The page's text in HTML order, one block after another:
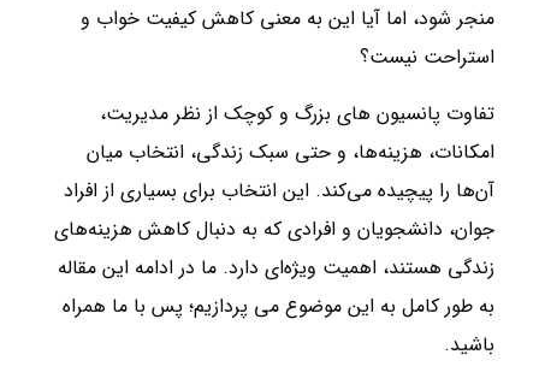
منجر شود، اما آیا این به معنی کاهش کیفیت خواب و
استراحت نیست؟
تفاوت پانسیون های بزرگ و کوچک از نظر مدیریت،
امکانات، هزینه‌ها، و حتی سبک زندگی، انتخاب میان
آن‌ها را پیچیده می‌کند. این انتخاب برای بسیاری از افراد
جوان، دانشجویان و افرادی که به دنبال کاهش هزینه‌های
زندگی هستند، اهمیت ویژه‌ای دارد. ما در ادامه این مقاله
به طور کامل به این موضوع می پردازیم؛ پس با ما همراه
باشید.